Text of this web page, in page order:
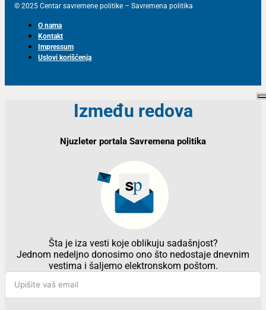
© 2025 Centar savremene politike – Savremena politika
O nama
Kontakt
Impressum
Uslovi korišćenja
Između redova
Njuzleter portala Savremena politika
Šta je iza vesti koje oblikuju sadašnjost?
Jednom nedeljno donosimo ono što nedostaje dnevnim
vestima i šaljemo elektronskom poštom.